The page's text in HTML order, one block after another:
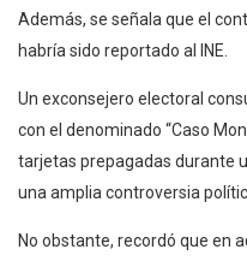
Además, se señala que el
habría sido reportado al INE.
Un exconsejero electoral
con el denominado “Caso
tarjetas prepagadas durante
una amplia controversia
No obstante, recordó que en